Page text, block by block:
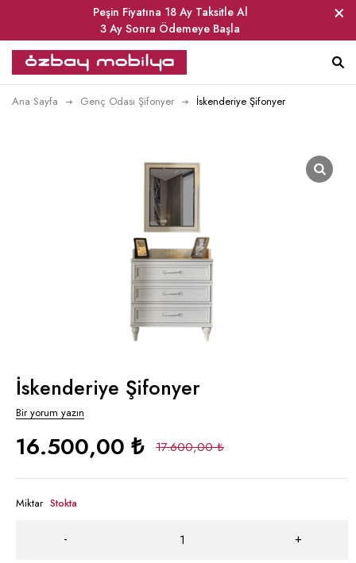
Peşin Fiyatına 18 Ay Taksitle Al
3 Ay Sonra Ödemeye Başla
Ana Sayfa Genç Odası Şifonyer İskenderiye Şifonyer
İskenderiye Şifonyer
Bir yorum yazın
17.600,00₺
16.500,00 ₺
Miktar Stokta